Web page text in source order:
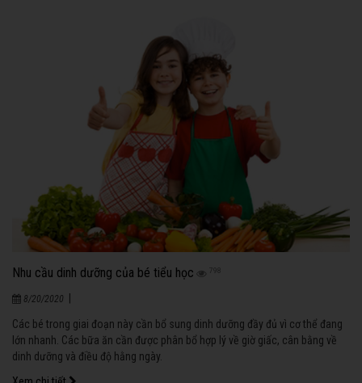
Nhu cầu dinh dưỡng của bé tiểu học 798
8/20/2020
Các bé trong giai đoạn này cần bổ sung dinh dưỡng đầy đủ vì cơ thể đang
lớn nhanh. Các bữa ăn cần được phân bổ hợp lý về giờ giấc, cân bằng về
dinh dưỡng và điều độ hằng ngày.